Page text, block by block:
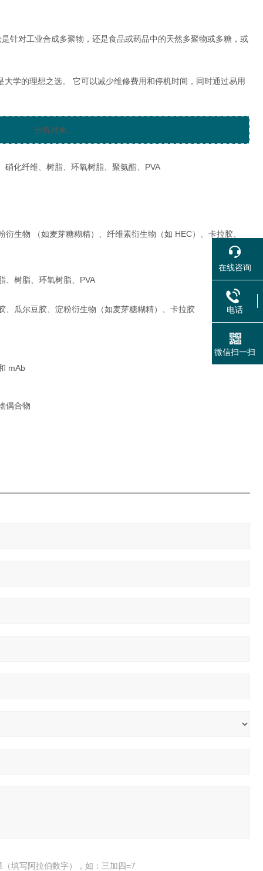
针对工业合成多聚物，还是食品或药品中的天然多聚物或多糖，或
学的理想之选。 它可以减少维修费用和停机时间，同时通过易用
分析对象…
化纤维、树脂、环氧树脂、聚氨酯、PVA
生物 （如麦芽糖糊精）、纤维素衍生物（如 HEC）、卡拉胶、
、树脂、环氧树脂、PVA
、瓜尔豆胶、淀粉衍生物（如麦芽糖糊精）、卡拉胶
mAb
偶合物
填写阿拉伯数字），如：三加四=7
在线咨询
电话
微信扫一扫